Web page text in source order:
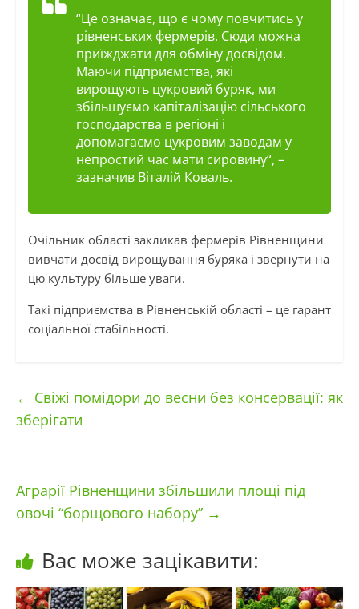
“Це означає, що є чому повчитись у
рівненських фермерів. Сюди можна
приїжджати для обміну досвідом.
Маючи підприємства, які
вирощують цукровий буряк, ми
збільшуємо капіталізацію сільського
господарства в регіоні і
допомагаємо цукровим заводам у
непростий час мати сировину“, –
зазначив Віталій Коваль.
Очільник області закликав фермерів Рівненщини
вивчати досвід вирощування буряка і звернути на
цю культуру більше уваги.
Такі підприємства в Рівненській області – це гарант
соціальної стабільності.
← Свіжі помідори до весни без консервації: як
зберігати
Аграрії Рівненщини збільшили площі під
овочі “борщового набору” →
Вас може зацікавити: